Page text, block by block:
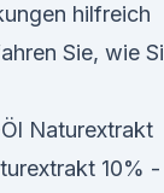
hilfreich
Sie, wie
Naturextrakt
10% -